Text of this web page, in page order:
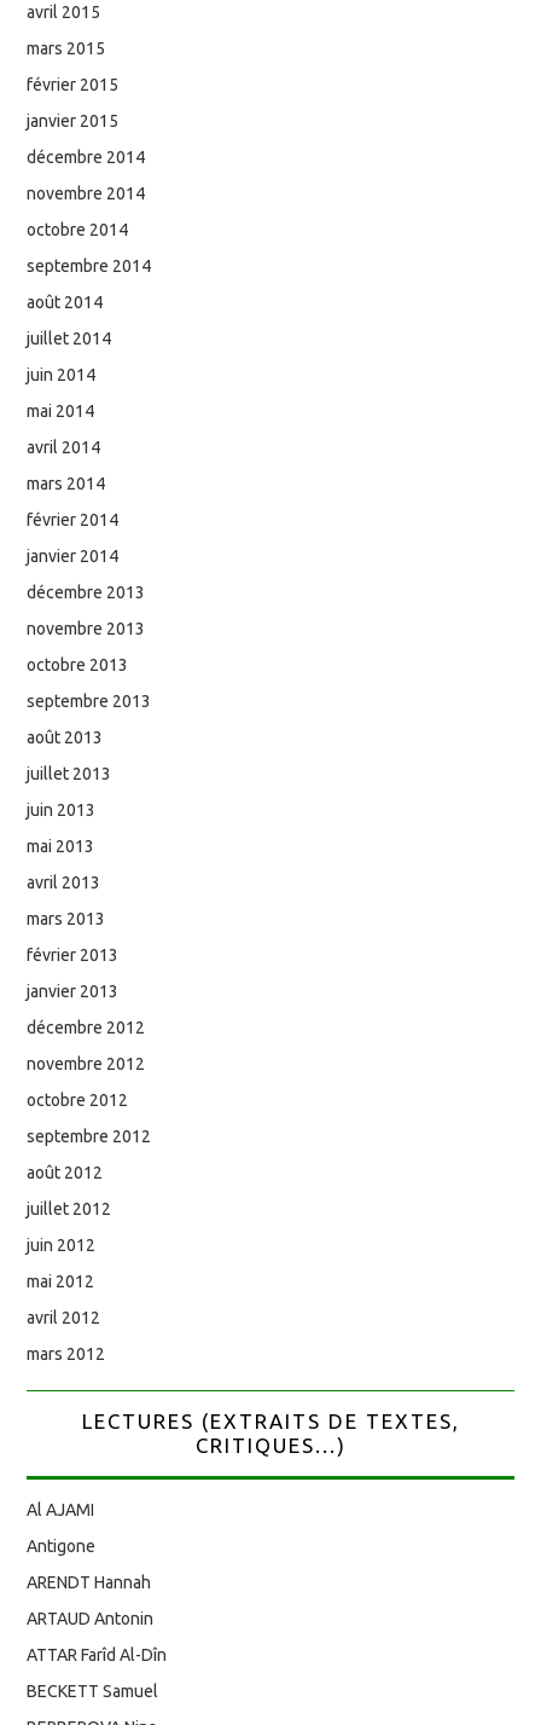
avril 2015
mars 2015
février 2015
janvier 2015
décembre 2014
novembre 2014
octobre 2014
septembre 2014
août 2014
juillet 2014
juin 2014
mai 2014
avril 2014
mars 2014
février 2014
janvier 2014
décembre 2013
novembre 2013
octobre 2013
septembre 2013
août 2013
juillet 2013
juin 2013
mai 2013
avril 2013
mars 2013
février 2013
janvier 2013
décembre 2012
novembre 2012
octobre 2012
septembre 2012
août 2012
juillet 2012
juin 2012
mai 2012
avril 2012
mars 2012
LECTURES (EXTRAITS DE TEXTES,
CRITIQUES...)
Al AJAMI
Antigone
ARENDT Hannah
ARTAUD Antonin
ATTAR Farîd Al-Dîn
BECKETT Samuel